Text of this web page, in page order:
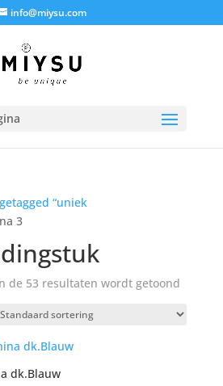
info@miysu.com
“uniek
3
de 53 resultaten wordt getoond
dk.Blauw